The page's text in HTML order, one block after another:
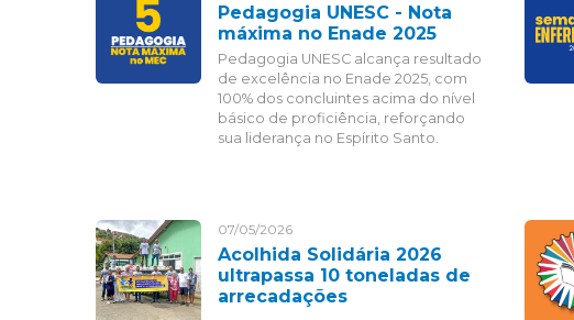
Pedagogia UNESC - Nota
máxima no Enade 2025
Pedagogia UNESC alcança resultado
de excelência no Enade 2025, com
100% dos concluintes acima do nível
básico de proficiência, reforçando
sua liderança no Espírito Santo.
07/05/2026
Acolhida Solidária 2026
ultrapassa 10 toneladas de
arrecadações